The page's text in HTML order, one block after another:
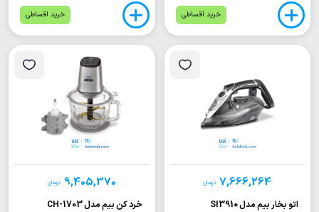
خرید اقساطی خرید اقساطی
7,666,264 تومان
اتو بخار بیم مدل SI3910
9,405,370 تومان
خرد کن بیم مدل CH-1703